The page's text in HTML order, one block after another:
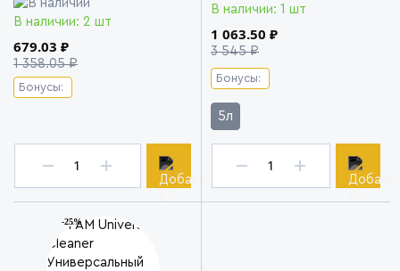
В наличии: 2 шт
679.03 ₽
1 358.05 ₽
Бонусы:
В наличии: 1 шт
1 063.50 ₽
3 545 ₽
Бонусы:
5л
-25%